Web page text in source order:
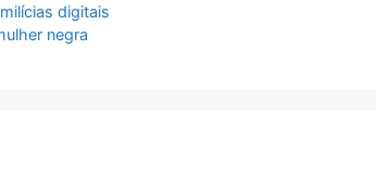
digitais
negra